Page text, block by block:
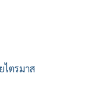
ไตรมาส